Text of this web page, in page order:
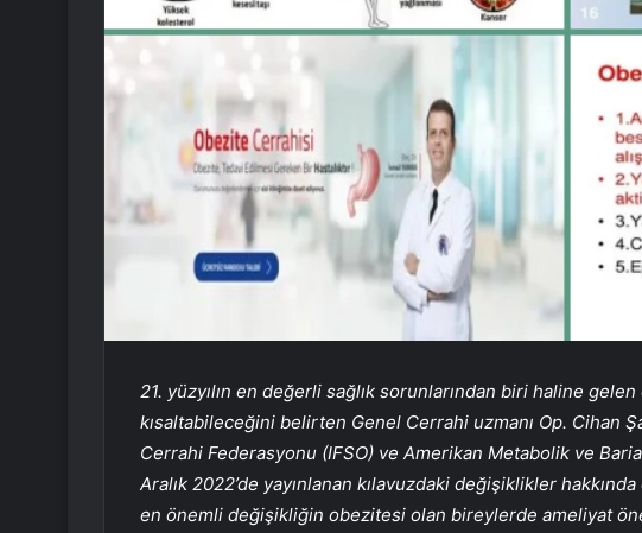
21. yüzyılın en değerli sağlık sorunlarından biri haline
kısaltabileceğini belirten Genel Cerrahi uzmanı Op. Cihan
Cerrahi Federasyonu (IFSO) ve Amerikan Metabolik ve
Aralık 2022’de yayınlanan kılavuzdaki değişiklikler
en önemli değişikliğin obezitesi olan bireylerde ameliyat